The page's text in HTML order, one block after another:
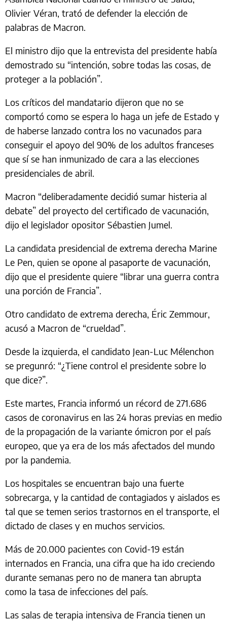
Olivier Véran, trató de defender la elección de
palabras de Macron.
El ministro dijo que la entrevista del presidente había
demostrado su “intención, sobre todas las cosas, de
proteger a la población”.
Los críticos del mandatario dijeron que no se
comportó como se espera lo haga un jefe de Estado y
de haberse lanzado contra los no vacunados para
conseguir el apoyo del 90% de los adultos franceses
que sí se han inmunizado de cara a las elecciones
presidenciales de abril.
Macron “deliberadamente decidió sumar histeria al
debate” del proyecto del certificado de vacunación,
dijo el legislador opositor Sébastien Jumel.
La candidata presidencial de extrema derecha Marine
Le Pen, quien se opone al pasaporte de vacunación,
dijo que el presidente quiere “librar una guerra contra
una porción de Francia”.
Otro candidato de extrema derecha, Éric Zemmour,
acusó a Macron de “crueldad”.
Desde la izquierda, el candidato Jean-Luc Mélenchon
se pregunró: “¿Tiene control el presidente sobre lo
que dice?”.
Este martes, Francia informó un récord de 271.686
casos de coronavirus en las 24 horas previas en medio
de la propagación de la variante ómicron por el país
europeo, que ya era de los más afectados del mundo
por la pandemia.
Los hospitales se encuentran bajo una fuerte
sobrecarga, y la cantidad de contagiados y aislados es
tal que se temen serios trastornos en el transporte, el
dictado de clases y en muchos servicios.
Más de 20.000 pacientes con Covid-19 están
internados en Francia, una cifra que ha ido creciendo
durante semanas pero no de manera tan abrupta
como la tasa de infecciones del país.
Las salas de terapia intensiva de Francia tienen un